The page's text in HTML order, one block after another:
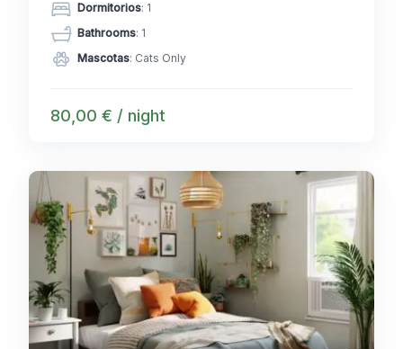
Dormitorios: 1
Bathrooms: 1
Mascotas: Cats Only
80,00 € / night